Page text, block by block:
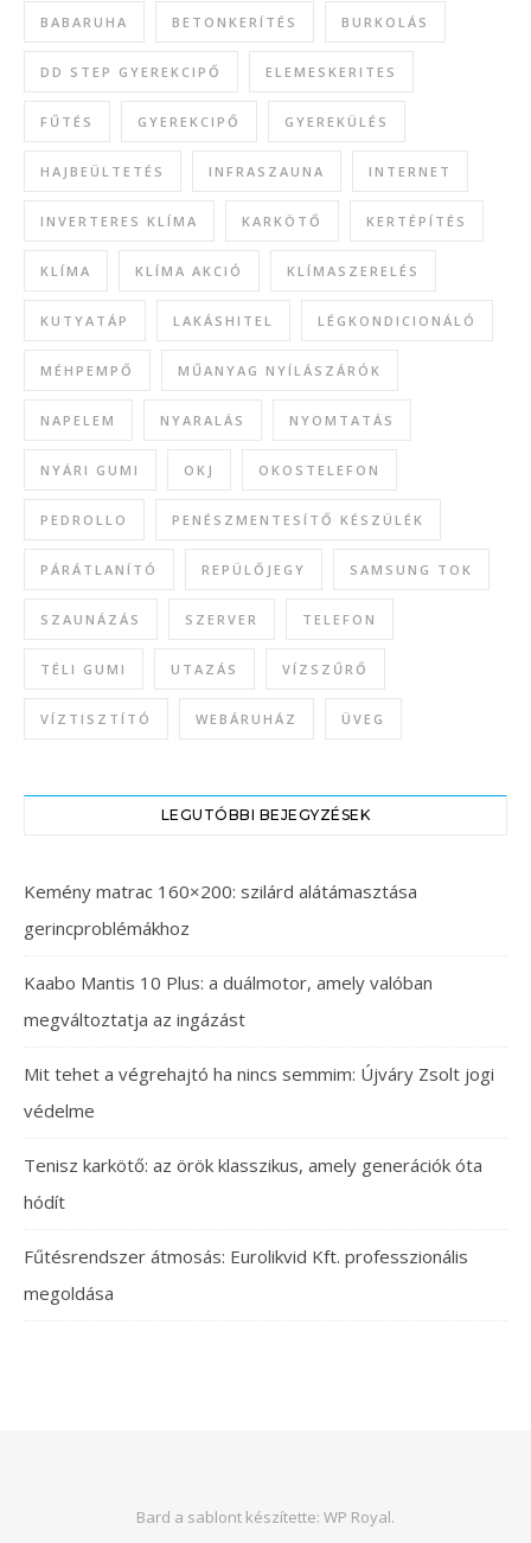
BABARUHA BETONKERÍTÉS BURKOLÁS
DD STEP GYEREKCIPŐ ELEMESKERITES
FŰTÉS GYEREKCIPŐ GYEREKÜLÉS
HAJBEÜLTETÉS INFRASZAUNA INTERNET
INVERTERES KLÍMA KARKÖTŐ KERTÉPÍTÉS
KLÍMA KLÍMA AKCIÓ KLÍMASZERELÉS
KUTYATÁP LAKÁSHITEL LÉGKONDICIONÁLÓ
MÉHPEMPŐ MŰANYAG NYÍLÁSZÁRÓK
NAPELEM NYARALÁS NYOMTATÁS
NYÁRI GUMI OKJ OKOSTELEFON
PEDROLLO PENÉSZMENTESÍTŐ KÉSZÜLÉK
PÁRÁTLANÍTÓ REPÜLŐJEGY SAMSUNG TOK
SZAUNÁZÁS SZERVER TELEFON
TÉLI GUMI UTAZÁS VÍZSZŰRŐ
VÍZTISZTÍTÓ WEBÁRUHÁZ ÜVEG
LEGUTÓBBI BEJEGYZÉSEK
Kemény matrac 160×200: szilárd alátámasztása
gerincproblémákhoz
Kaabo Mantis 10 Plus: a duálmotor, amely valóban
megváltoztatja az ingázást
Mit tehet a végrehajtó ha nincs semmim: Újváry Zsolt jogi
védelme
Tenisz karkötő: az örök klasszikus, amely generációk óta
hódít
Fűtésrendszer átmosás: Eurolikvid Kft. professzionális
megoldása
Bard a sablont készítette: WP Royal.